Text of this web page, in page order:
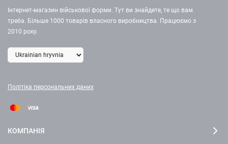
Інтернет-магазин військової форми. Тут ви знайдете, те що вам
треба. Більше 1000 товарів власного виробництва. Працюємо з
2010 року.
Політіка персональних даних
КОМПАНІЯ